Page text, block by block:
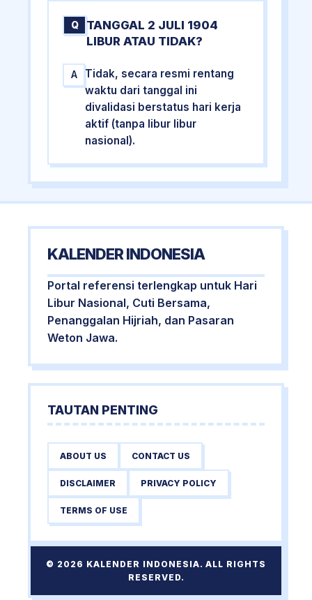
Q
TANGGAL 2 JULI 1904
LIBUR ATAU TIDAK?
A
Tidak, secara resmi rentang
waktu dari tanggal ini
divalidasi berstatus hari kerja
aktif (tanpa libur libur
nasional).
KALENDER INDONESIA
Portal referensi terlengkap untuk Hari
Libur Nasional, Cuti Bersama,
Penanggalan Hijriah, dan Pasaran
Weton Jawa.
TAUTAN PENTING
ABOUT US CONTACT US
DISCLAIMER PRIVACY POLICY
TERMS OF USE
© 2026 KALENDER INDONESIA. ALL RIGHTS
RESERVED.